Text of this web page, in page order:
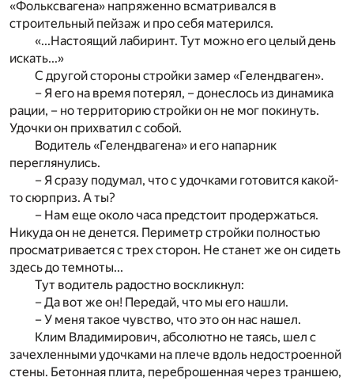
«Фольксвагена» напряженно всматривался в
строительный пейзаж и про себя матерился.
«...Настоящий лабиринт. Тут можно его целый день
искать...»
С другой стороны стройки замер «Гелендваген».
– Я его на время потерял, – донеслось из динамика
рации, – но территорию стройки он не мог покинуть.
Удочки он прихватил с собой.
Водитель «Гелендвагена» и его напарник
переглянулись.
– Я сразу подумал, что с удочками готовится какой-
то сюрприз. А ты?
– Нам еще около часа предстоит продержаться.
Никуда он не денется. Периметр стройки полностью
просматривается с трех сторон. Не станет же он сидеть
здесь до темноты...
Тут водитель радостно воскликнул:
– Да вот же он! Передай, что мы его нашли.
– У меня такое чувство, что это он нас нашел.
Клим Владимирович, абсолютно не таясь, шел с
зачехленными удочками на плече вдоль недостроенной
стены. Бетонная плита, переброшенная через траншею,